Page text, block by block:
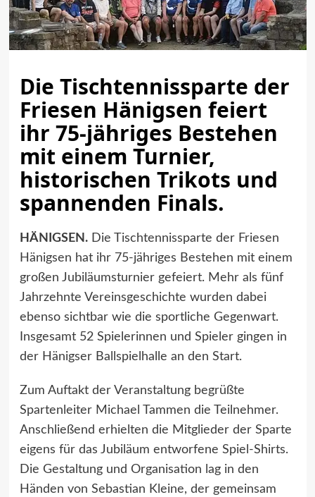
Die Tischtennissparte der
Friesen Hänigsen feiert
ihr 75-jähriges Bestehen
mit einem Turnier,
historischen Trikots und
spannenden Finals.
HÄNIGSEN.Die Tischtennissparte der Friesen
Hänigsen hat ihr 75-jähriges Bestehen mit einem
großen Jubiläumsturnier gefeiert. Mehr als fünf
Jahrzehnte Vereinsgeschichte wurden dabei
ebenso sichtbar wie die sportliche Gegenwart.
Insgesamt 52 Spielerinnen und Spieler gingen in
der Hänigser Ballspielhalle an den Start.
Zum Auftakt der Veranstaltung begrüßte
Spartenleiter Michael Tammen die Teilnehmer.
Anschließend erhielten die Mitglieder der Sparte
eigens für das Jubiläum entworfene Spiel-Shirts.
Die Gestaltung und Organisation lag in den
Händen von Sebastian Kleine, der gemeinsam